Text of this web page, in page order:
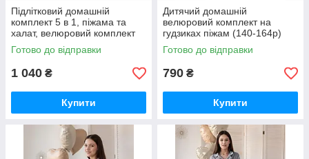
Підлітковий домашній
комплект 5 в 1, піжама та
халат, велюровий комплект
Шоколад
Готово до відправки
1 040 ₴
Купити
Дитячий домашній
велюровий комплект на
гудзиках піжам (140-164р)
Готово до відправки
790 ₴
Купити